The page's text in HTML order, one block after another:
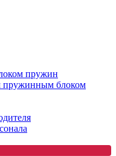
пружин
пружинным блоком